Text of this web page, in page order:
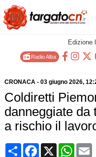
Edizione
Radio Alba
CRONACA- 03 giugno 2026,
Coldiretti
danneggiate da
a rischio il
CondividiFacebook
X